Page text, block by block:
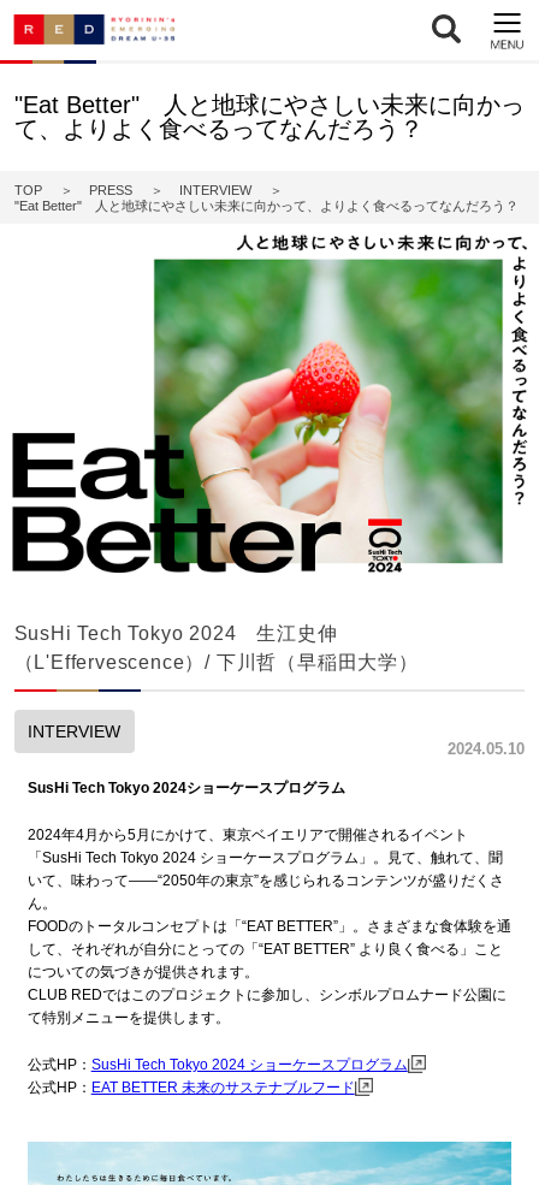
"Eat Better" 人と地球にやさしい未来に向かっ
て、よりよく食べるってなんだろう？
TOP PRESS
INTERVIEW
"Eat Better" 人と地球にやさしい未来に向かって、よりよく食べるってなんだろう？
SusHi Tech Tokyo 2024 生江史伸
（L'Effervescence）/ 下川哲（早稲田大学）
INTERVIEW
2024.05.10
SusHi Tech Tokyo 2024ショーケースプログラム
2024年4月から5月にかけて、東京ベイエリアで開催されるイベント
「SusHi Tech Tokyo 2024 ショーケースプログラム」。見て、触れて、聞
いて、味わって――“2050年の東京”を感じられるコンテンツが盛りだくさ
ん。
FOODのトータルコンセプトは「“EAT BETTER”」。さまざまな食体験を通
して、それぞれが自分にとっての「“EAT BETTER” より良く食べる」こと
についての気づきが提供されます。
CLUB REDではこのプロジェクトに参加し、シンボルプロムナード公園に
て特別メニューを提供します。
公式HP： SusHi Tech Tokyo 2024 ショーケースプログラム
公式HP： EAT BETTER 未来のサステナブルフード